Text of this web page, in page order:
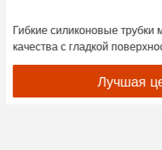
Гибкие силиконовые трубки
качества с гладкой
превосходной гибкостью
Лучшая